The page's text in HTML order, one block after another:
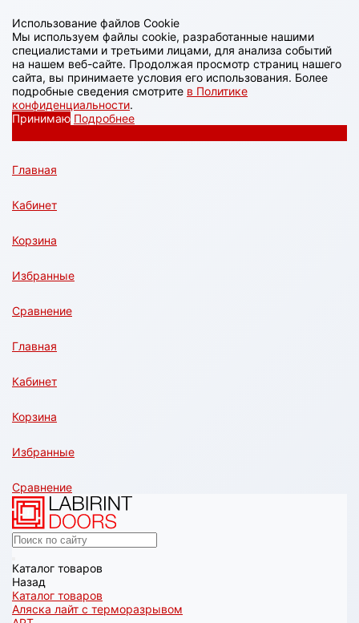
Использование файлов Cookie
Мы используем файлы cookie, разработанные нашими
специалистами и третьими лицами, для анализа событий
на нашем веб-сайте. Продолжая просмотр страниц нашего
сайта, вы принимаете условия его использования. Более
подробные сведения смотрите в Политике
конфиденциальности.
Принимаю Подробнее
Главная
Кабинет
Корзина
Избранные
Сравнение
Главная
Кабинет
Корзина
Избранные
Сравнение
Каталог товаров
Назад
Каталог товаров
Аляска лайт с терморазрывом